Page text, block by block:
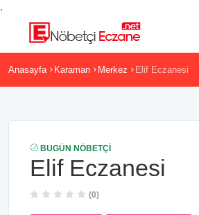
Anasayfa Karaman Merkez Elif Eczanesi
BUGÜN NÖBETÇI
Elif Eczanesi
(0)